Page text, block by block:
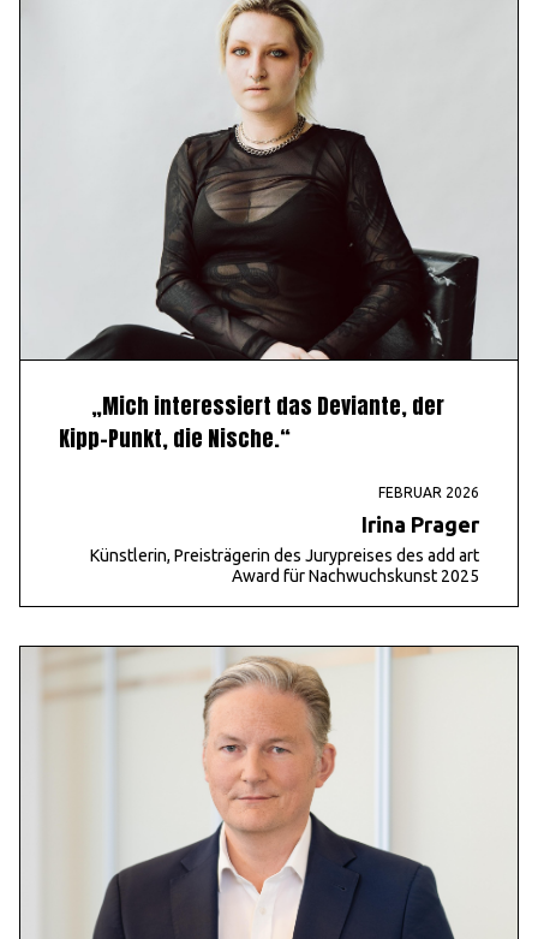
„Mich interessiert das Deviante, der
Kipp-Punkt, die Nische.“
FEBRUAR 2026
Irina Prager
Künstlerin, Preisträgerin des Jurypreises des add art
Award für Nachwuchskunst 2025